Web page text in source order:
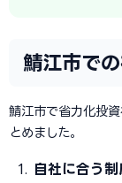
鯖江市で
鯖江市で省力化投
とめました。
自社に合う